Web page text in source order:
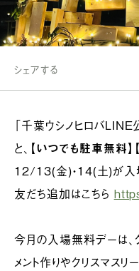
シェアする
「千葉ウシノヒロバLINE
と、 【いつでも駐車無料
12/13(金)・14(土)が入
友だち追加はこちら
今月の入場無料デーは
メント作りやクリスマスリ